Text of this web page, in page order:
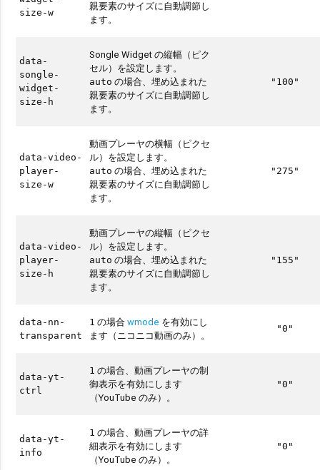
size-w
親要素のサイズに自動調節し
ます。
data-
songle-
widget-
size-h
Songle Widget の縦幅（ピク
セル）を設定します。
auto の場合、埋め込まれた
親要素のサイズに自動調節し
ます。
"100"
data-video-
player-
size-w
動画プレーヤの横幅（ピクセ
ル）を設定します。
auto の場合、埋め込まれた
親要素のサイズに自動調節し
ます。
"275"
data-video-
player-
size-h
動画プレーヤの縦幅（ピクセ
ル）を設定します。
auto の場合、埋め込まれた
親要素のサイズに自動調節し
ます。
"155"
data-nn-
transparent
1 の場合wmode を有効にし
ます（ニコニコ動画のみ）。
"0"
data-yt-
ctrl
1 の場合、動画プレーヤの制
御表示を有効にします
（YouTube のみ）。
"0"
data-yt-
info
1 の場合、動画プレーヤの詳
細表示を有効にします
（YouTube のみ）。
"0"